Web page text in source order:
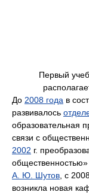
Первый
До 2008 года в
развивалось
образовательная
связи с
2002 г.
А. Ю. Шутов, с
возникла новая